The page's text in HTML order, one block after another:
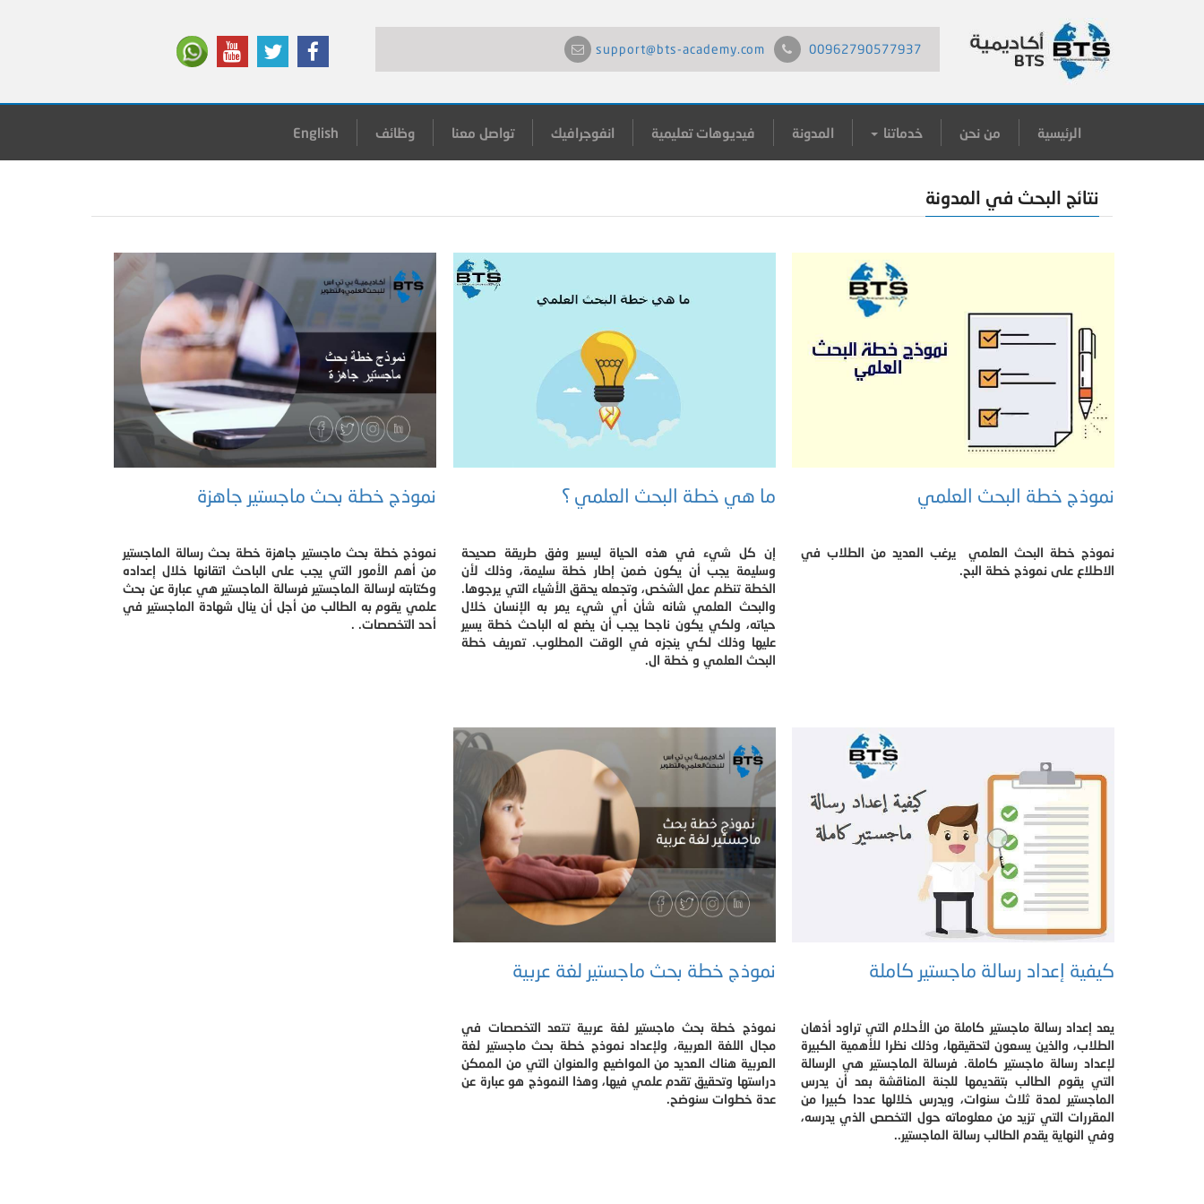
00962790577937
support@bts-academy.com
الرئيسية من نحن خدماتنا المدونة فيديوهات تعليمية انفوجرافيك تواصل معنا وظائف English
نتائج البحث في المدونة
نموذج خطة البحث العلمي
نموذج خطة البحث العلمي يرغب العديد من الطلاب في
الاطلاع على نموذج خطة البح.
ما هي خطة البحث العلمي ؟
إن كل شيء في هذه الحياة ليسير وفق طريقة صحيحة
وسليمة يجب أن يكون ضمن إطار خطة سليمة، وذلك لأن
الخطة تنظم عمل الشخص، وتجعله يحقق الأشياء التي يرجوها.
والبحث العلمي شانه شأن أي شيء يمر به الإنسان خلال
حياته، ولكي يكون ناجحا يجب أن يضع له الباحث خطة يسير
عليها وذلك لكي ينجزه في الوقت المطلوب. تعريف خطة
البحث العلمي و خطة ال.
نموذج خطة بحث ماجستير جاهزة
نموذج خطة بحث ماجستير جاهزة خطة بحث رسالة الماجستير
من أهم الأمور التي يجب على الباحث اتقانها خلال إعداده
وكتابته لرسالة الماجستير فرسالة الماجستير هي عبارة عن بحث
علمي يقوم به الطالب من أجل أن ينال شهادة الماجستير في
أحد التخصصات. .
كيفية إعداد رسالة ماجستير كاملة
يعد إعداد رسالة ماجستير كاملة من الأحلام التي تراود أذهان
الطلاب، والذين يسعون لتحقيقها، وذلك نظرا للأهمية الكبيرة
لإعداد رسالة ماجستير كاملة. فرسالة الماجستير هي الرسالة
التي يقوم الطالب بتقديمها للجنة المناقشة بعد أن يدرس
الماجستير لمدة ثلاث سنوات، ويدرس خلالها عددا كبيرا من
المقررات التي تزيد من معلوماته حول التخصص الذي يدرسه،
وفي النهاية يقدم الطالب رسالة الماجستير..
نموذج خطة بحث ماجستير لغة عربية
نموذج خطة بحث ماجستير لغة عربية تتعد التخصصات في
مجال اللغة العربية، ولإعداد نموذج خطة بحث ماجستير لغة
العربية هناك العديد من المواضيع والعنوان التي من الممكن
دراستها وتحقيق تقدم علمي فيها، وهذا النموذج هو عبارة عن
عدة خطوات سنوضح.